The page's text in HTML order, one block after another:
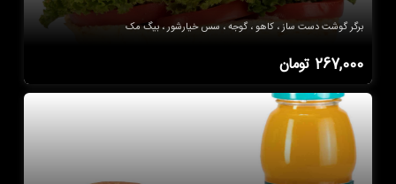
برگر گوشت دست ساز ، کاهو ، گوجه ، سس خیارشور ، بیگ مک
267,000 تومان